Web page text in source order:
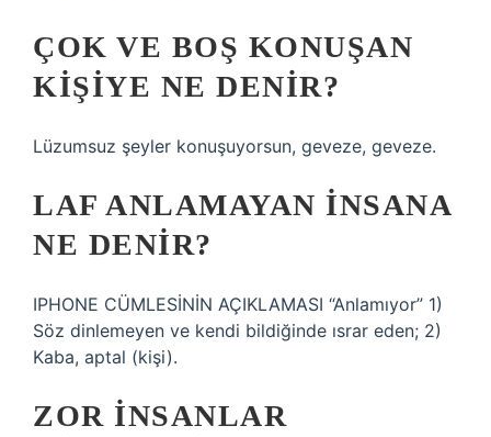
ÇOK VE BOŞ KONUŞAN
KIŞIYE NE DENIR?
Lüzumsuz şeyler konuşuyorsun, geveze, geveze.
LAF ANLAMAYAN INSANA
NE DENIR?
IPHONE CÜMLESİNİN AÇIKLAMASI “Anlamıyor” 1)
Söz dinlemeyen ve kendi bildiğinde ısrar eden; 2)
Kaba, aptal (kişi).
ZOR INSANLAR